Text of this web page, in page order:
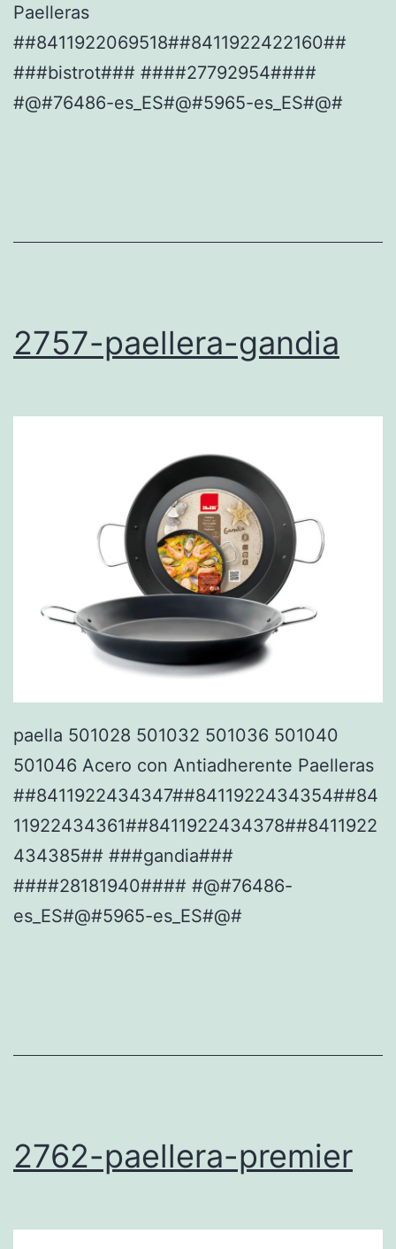
Paelleras
##8411922069518##8411922422160##
###bistrot### ####27792954####
#@#76486-es_ES#@#5965-es_ES#@#
2757-paellera-gandia
paella 501028 501032 501036 501040
501046 Acero con Antiadherente Paelleras
##8411922434347##8411922434354##84
11922434361##8411922434378##8411922
434385## ###gandia###
####28181940#### #@#76486-
es_ES#@#5965-es_ES#@#
2762-paellera-premier